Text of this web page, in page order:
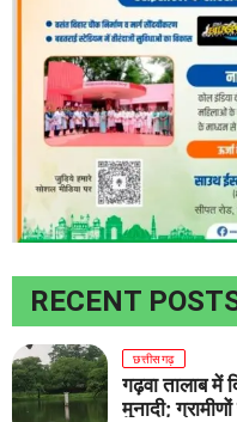
RECENT
छत्तीसगढ़
गढ़वा तालाब में
मुनादी;